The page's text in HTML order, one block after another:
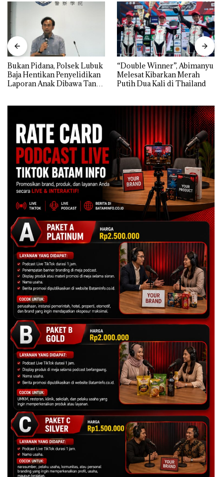
Bukan Pidana, Polsek Lubuk
Baja Hentikan Penyelidikan
Laporan Anak Dibawa Tanpa
“Double Winner”, Abimanyu
Melesat Kibarkan Merah
Putih Dua Kali di Thailand